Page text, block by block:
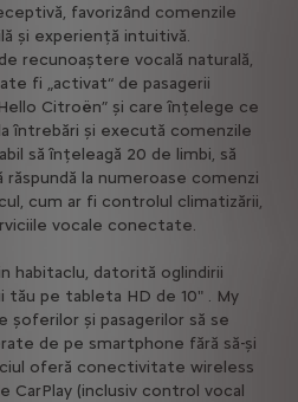
favorizând comenzile
și experiență intuitivă.
recunoaștere vocală naturală,
fi „activat“ de pasagerii
Citroën” și care înțelege ce
întrebări și execută comenzile
să înțeleagă 20 de limbi, să
la numeroase comenzi
cum ar fi controlul climatizării,
vocale conectate.
habitaclu, datorită oglindirii
tău pe tableta HD de 10" . My
șoferilor și pasagerilor să se
de pe smartphone fără să-și
oferă conectivitate wireless
CarPlay (inclusiv control vocal